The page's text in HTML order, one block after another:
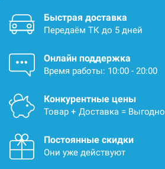
Быстрая доставка
Передаём ТК до 5 дней
Онлайн поддержка
Время работы: 10:00 - 20:00
Конкурентные цены
Товар + Доставка = Выгодно
Постоянные скидки
Они уже действуют